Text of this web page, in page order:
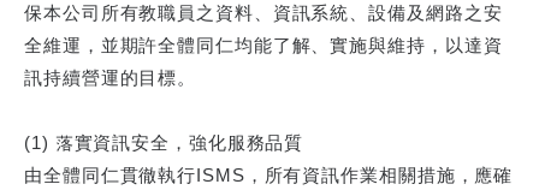
保本公司所有教職員之資料、資訊系統、設備及網路之安
全維運，並期許全體同仁均能了解、實施與維持，以達資
訊持續營運的目標。
(1) 落實資訊安全，強化服務品質
由全體同仁貫徹執行ISMS，所有資訊作業相關措施，應確